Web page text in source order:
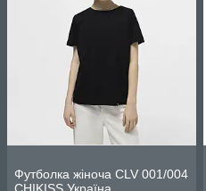
Футболка жіноча CLV 001/004